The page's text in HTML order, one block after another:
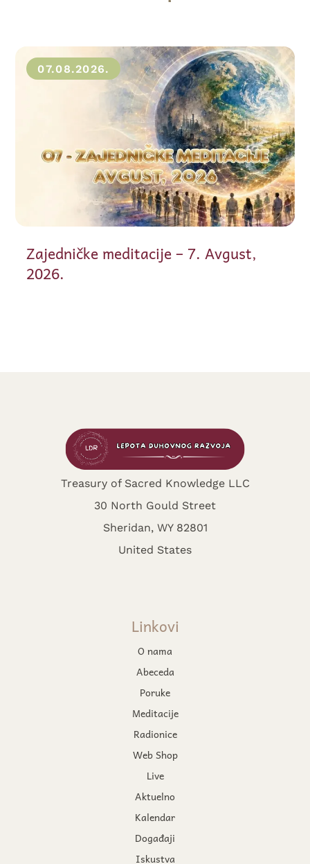
07.08.2026.
Zajedničke meditacije – 7. Avgust,
2026.
Treasury of Sacred Knowledge LLC
30 North Gould Street
Sheridan, WY 82801
United States
Linkovi
O nama
Abeceda
Poruke
Meditacije
Radionice
Web Shop
Live
Aktuelno
Kalendar
Događaji
Iskustva